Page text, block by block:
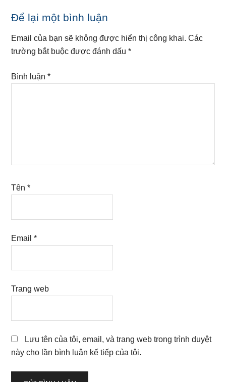
Reader
Interactions
Để lại một bình luận
Email của bạn sẽ không được hiển thị công khai. Các
trường bắt buộc được đánh dấu*
Bình luận*
Tên*
Email*
Trang web
Lưu tên của tôi, email, và trang web trong trình duyệt
này cho lần bình luận kế tiếp của tôi.